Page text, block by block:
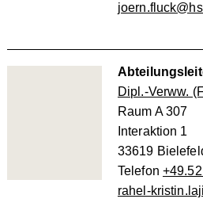
Dipl.-Verww.
Raum A 307
Interaktion 1
33619
Telefon
rahel-